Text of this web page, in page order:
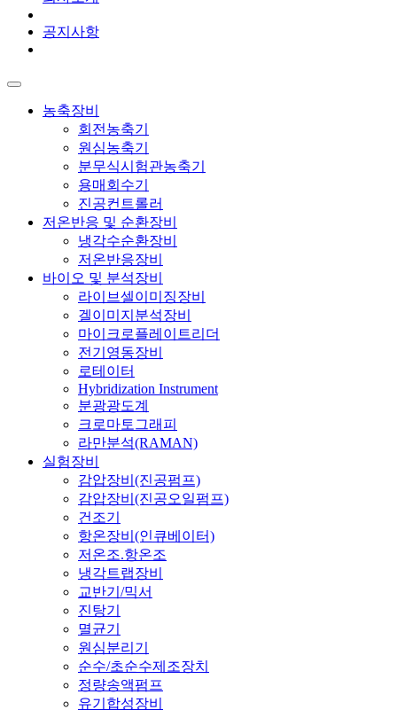
공지사항
농축장비
회전농축기
원심농축기
분무식시험관농축기
용매회수기
진공컨트롤러
저온반응 및 순환장비
냉각수순환장비
저온반응장비
바이오 및 분석장비
라이브셀이미징장비
겔이미지분석장비
마이크로플레이트리더
전기영동장비
로테이터
Hybridization Instrument
분광광도계
크로마토그래피
라만분석(RAMAN)
실험장비
감압장비(진공펌프)
감압장비(진공오일펌프)
건조기
항온장비(인큐베이터)
저온조.항온조
냉각트랩장비
교반기/믹서
진탕기
멸균기
원심분리기
순수/초순수제조장치
정량송액펌프
유기합성장비